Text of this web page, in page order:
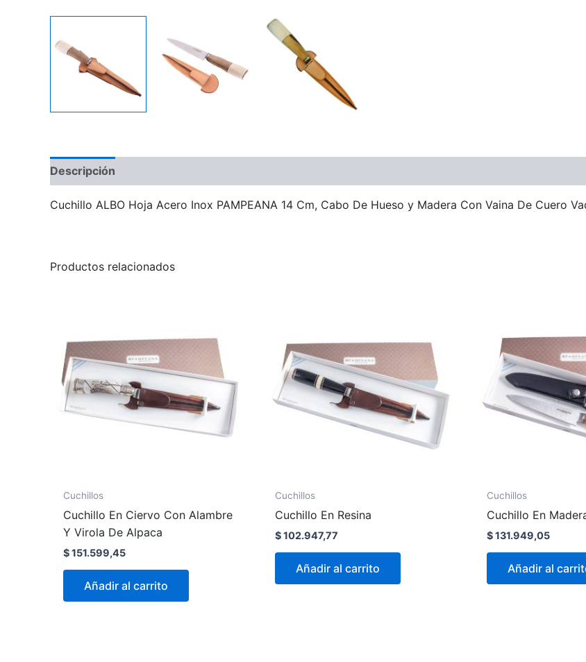
Descripción
Cuchillo ALBO Hoja Acero Inox PAMPEANA 14 Cm, Cabo De Hueso y Madera Con Vaina De Cuero
Productos relacionados
Cuchillos
Cuchillo En Ciervo Con Alambre
Y Virola De Alpaca
$151.599,45
Añadir al carrito
Cuchillos
Cuchillo En Resina
$102.947,77
Añadir al carrito
Cuchillos
Cuchillo En
$131.949,05
Añadir al